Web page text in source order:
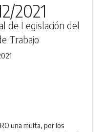
2021
de Legislación del
Trabajo
una multa, por los